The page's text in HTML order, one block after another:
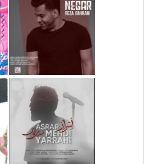
دانلود آلبوم جدید سیروان
خسروی بنام مونولوگ
دانلود آهنگ جدید رضا
بهرام بنام نگار